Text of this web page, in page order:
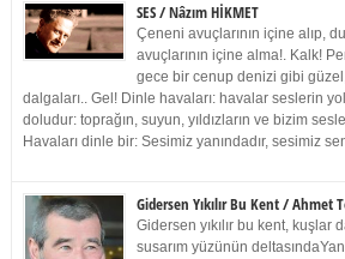
SES / Nâzım HİKMET
Çeneni avuçlarının içine alıp,
avuçlarının içine alma!. Kalk!
gece bir cenup denizi gibi
dalgaları.. Gel! Dinle havaları: havalar seslerin
doludur: toprağın, suyun, yıldızların ve bizim
Havaları dinle bir: Sesimiz yanındadır, sesimiz
Gidersen Yıkılır Bu Kent / Ahmet
Gidersen yıkılır bu kent, kuşlar
susarım yüzünün